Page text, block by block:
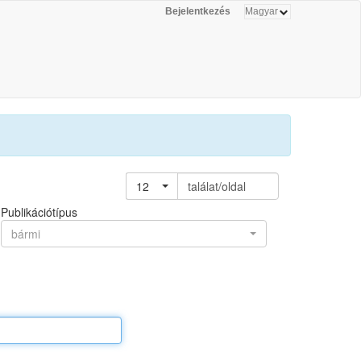
Bejelentkezés
12
találat/oldal
Publikációtípus
bármi